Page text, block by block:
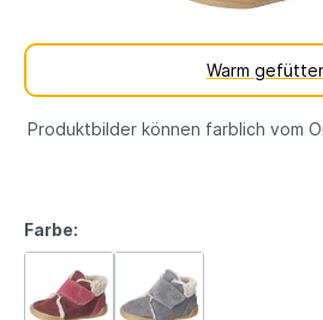
Warm
Produktbilder können farblich vom
Farbe: